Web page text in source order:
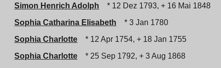
Simon Henrich Adolph
* 12 Dez 1793, + 16 Mai 1848
Sophia Catharina Elisabeth
* 3 Jan 1780
Sophia Charlotte
* 12 Apr 1754, + 18 Jan 1755
Sophia Charlotte
* 25 Sep 1792, + 3 Aug 1868